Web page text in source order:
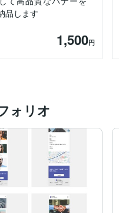
イトデザイン
ンディングページ）デザイン
制作
／CSSコーディング
ル
/ CSS
品します
1,500円
ォリオ